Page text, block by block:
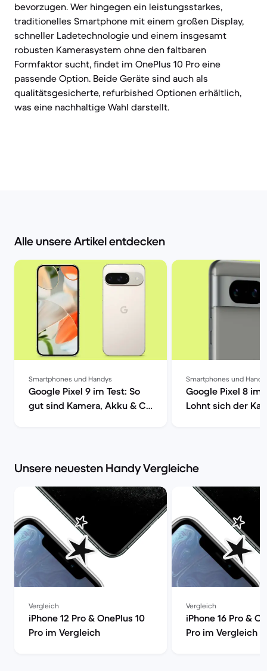
bevorzugen. Wer hingegen ein leistungsstarkes,
traditionelles Smartphone mit einem großen Display,
schneller Ladetechnologie und einem insgesamt
robusten Kamerasystem ohne den faltbaren
Formfaktor sucht, findet im OnePlus 10 Pro eine
passende Option. Beide Geräte sind auch als
qualitätsgesicherte, refurbished Optionen erhältlich,
was eine nachhaltige Wahl darstellt.
Alle unsere Artikel entdecken
Smartphones und Handys
Google Pixel 9 im Test: So
gut sind Kamera, Akku & Co
Smartphones und
Google Pixel 8 im
Lohnt sich der
Unsere neuesten Handy Vergleiche
Vergleich
iPhone 12 Pro & OnePlus 10
Pro im Vergleich
Vergleich
iPhone 16 Pro &
Pro im Vergleich